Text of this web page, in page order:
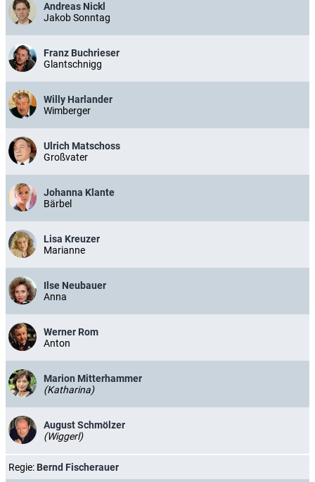
Andreas Nickl
Jakob Sonntag
Franz Buchrieser
Glantschnigg
Willy Harlander
Wimberger
Ulrich Matschoss
Großvater
Johanna Klante
Bärbel
Lisa Kreuzer
Marianne
Ilse Neubauer
Anna
Werner Rom
Anton
Marion Mitterhammer
(Katharina)
August Schmölzer
(Wiggerl)
Regie: Bernd Fischerauer